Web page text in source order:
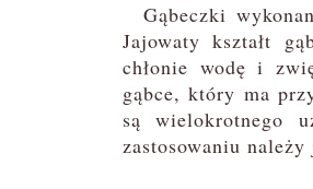
Gąbeczki
Jajowaty kształt
chłonie wodę i
gąbce, który ma
są wielokrotnego
zastosowaniu